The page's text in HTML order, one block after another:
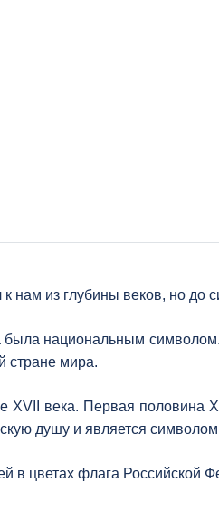
из глубины веков, но до
была национальным
стране мира.
XVII века. Первая
душу и является
в цветах флага Российской